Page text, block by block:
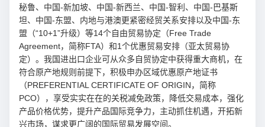
秘鲁、中国-新加坡、中国-新西兰、中国-智利、中国-巴基斯
坦、中国-东盟、内地与港澳更紧密经贸关系安排以及中国-东
盟（“10+1”升级）等14个自由贸易协定（Free Trade
Agreement，简称FTA）和1个优惠贸易安排（亚太贸易协
定）。我国进出口企业可从众多自贸协定中获得重大商机，在
符合原产地规则前提下，积极申办区域优惠原产地证书
（PREFERENTIAL CERTIFICATE OF ORIGIN，简称
PCO），享受实实在在的关税减免政策，降低交易成本，强化
产品价格优势，提升产品国际竞争力，主动抓住机遇，开拓新
兴市场，谋求更广阔的国际贸易发展空间。